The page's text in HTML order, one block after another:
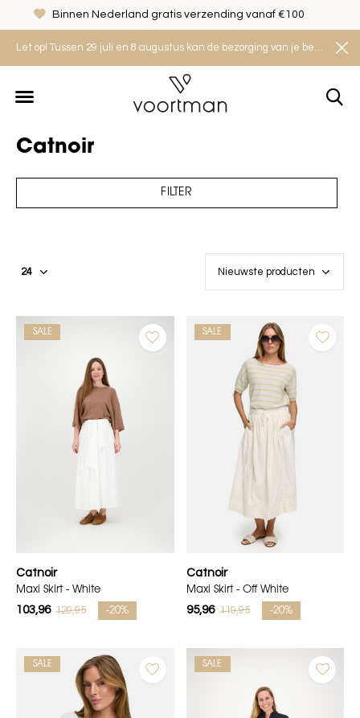
Let op! Tussen 29 juli en 8 augustus kan de bezorging van je bestelling iets langer duren. Houd rekening met een levertijd van 2 tot 4 werkdagen.
Binnen Nederland gratis verzending vanaf €100
Catnoir
FILTER
SALE
Catnoir
Maxi Skirt - White
103,96 129,95 -20%
SALE
Catnoir
Maxi Skirt - Off White
95,96 119,95 -20%
SALE SALE